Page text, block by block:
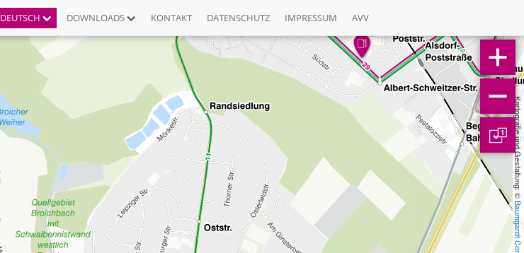
DEUTSCH DOWNLOADS KONTAKT DATENSCHUTZ IMPRESSUM AVV
Kartografie und Gestaltung: ©
1